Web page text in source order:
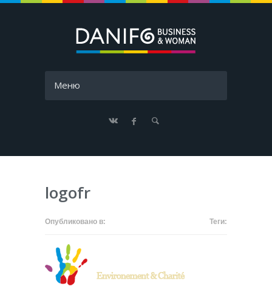
Меню
logofr
Опубликовано в: Теги: